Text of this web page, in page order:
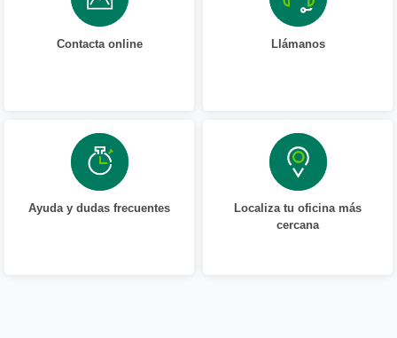
Contacta online Llámanos
Ayuda y dudas frecuentes
Localiza tu oficina más
cercana